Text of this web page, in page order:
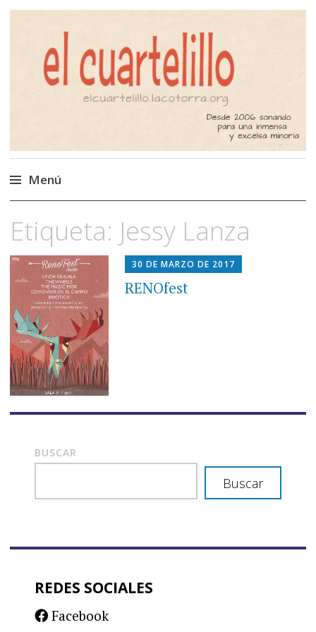
El Cuartelillo
Programa de radio de música
independiente. Podcast
Menú
al
contenido
Etiqueta: Jessy Lanza
30 DE MARZO DE 2017
RENOfest
BUSCAR
Buscar
REDES SOCIALES
Facebook